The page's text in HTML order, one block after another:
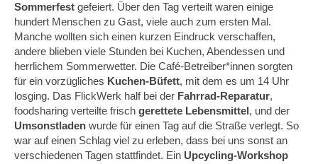
Sommerfest gefeiert. Über den Tag verteilt waren einige
hundert Menschen zu Gast, viele auch zum ersten Mal.
Manche wollten sich einen kurzen Eindruck verschaffen,
andere blieben viele Stunden bei Kuchen, Abendessen und
herrlichem Sommerwetter. Die Café-Betreiber*innen sorgten
für ein vorzügliches Kuchen-Büfett, mit dem es um 14 Uhr
losging. Das FlickWerk half bei der Fahrrad-Reparatur,
foodsharing verteilte frisch gerettete Lebensmittel, und der
Umsonstladen wurde für einen Tag auf die Straße verlegt. So
war auf einen Schlag viel zu erleben, dass bei uns sonst an
verschiedenen Tagen stattfindet. Ein Upcycling-Workshop